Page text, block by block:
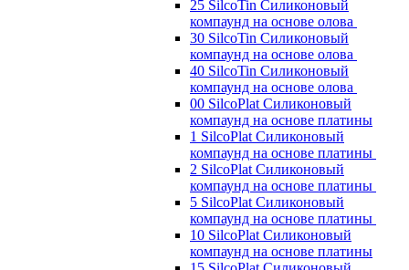
25 SilcoTin Силиконовый
компаунд на основе олова
30 SilcoTin Силиконовый
компаунд на основе олова
40 SilcoTin Силиконовый
компаунд на основе олова
00 SilcoPlat Силиконовый
компаунд на основе платины
1 SilcoPlat Силиконовый
компаунд на основе платины
2 SilcoPlat Силиконовый
компаунд на основе платины
5 SilcoPlat Силиконовый
компаунд на основе платины
10 SilcoPlat Силиконовый
компаунд на основе платины